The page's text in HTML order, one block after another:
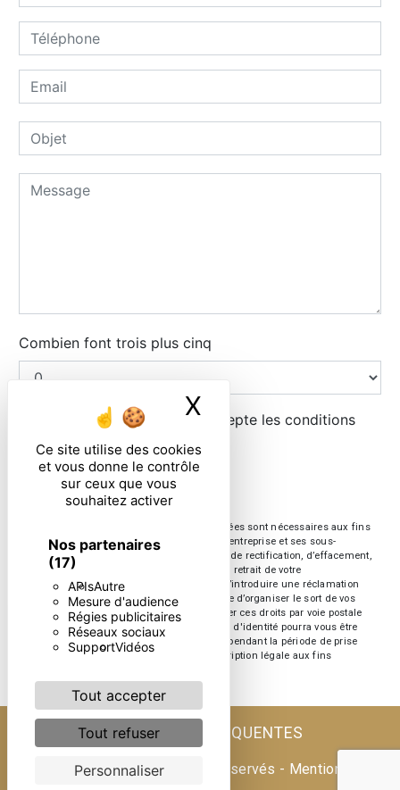
Ce site utilise des cookies
et vous donne le contrôle
sur ceux que vous
souhaitez activer
Nos partenaires
(17)
APIsAutre
Mesure d'audience
Régies publicitaires
Réseaux sociaux
SupportVidéos
Tout accepter
Tout refuser
Personnaliser
X Masquer le
Combien font trois plus cinq
En cochant cette case, j'accepte les conditions
particulières ci-dessous **
ENVOYER
** Les données personnelles communiquées sont nécessaires aux fins
de vous contacter. Elles sont destinées à l'entreprise et ses sous-
traitants. Vous disposez de droits d’accès, de rectification, d’effacement,
de portabilité, de limitation, d’opposition, de retrait de votre
consentement à tout moment et du droit d’introduire une réclamation
auprès d’une autorité de contrôle, ainsi que d’organiser le sort de vos
données post-mortem. Vous pouvez exercer ces droits par voie postale
ou par courrier électronique. Un justificatif d'identité pourra vous être
demandé. Nous conservons vos données pendant la période de prise
de contact puis pendant la durée de prescription légale aux fins
RECHERCHES FRÉQUENTES
Vistalid- 2026 - Tous droits réservés - Mentions